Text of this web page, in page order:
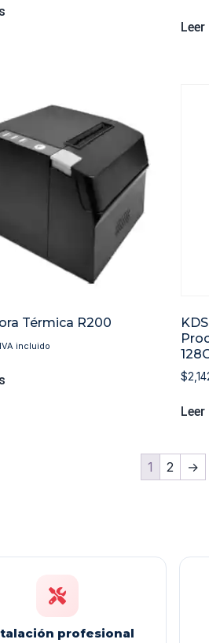
Leer
Térmica R200
IVA incluido
$
Leer
1 2 →
profesional